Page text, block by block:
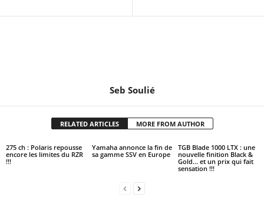
Seb Soulié
RELATED ARTICLES MORE FROM AUTHOR
275 ch : Polaris repousse
encore les limites du RZR
!!!
Yamaha annonce la fin de
sa gamme SSV en Europe
TGB Blade 1000 LTX : une
nouvelle finition Black &
Gold… et un prix qui fait
sensation !!!